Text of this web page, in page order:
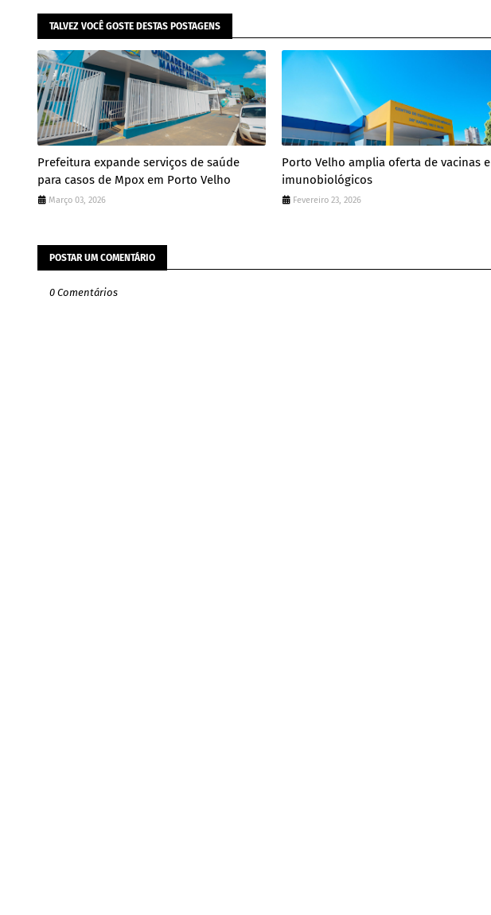
TALVEZ VOCÊ GOSTE DESTAS POSTAGENS
Prefeitura expande serviços de saúde
para casos de Mpox em Porto Velho
Março 03, 2026
Porto Velho amplia oferta de vacinas e
imunobiológicos
Fevereiro 23, 2026
POSTAR UM COMENTÁRIO
0 Comentários